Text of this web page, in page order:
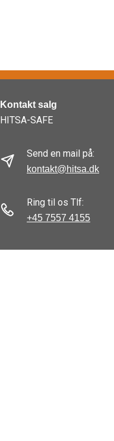
Kontakt salg
HITSA-SAFE
Send en mail på:
kontakt@hitsa.dk
Ring til os Tlf:
+45 7557 4155